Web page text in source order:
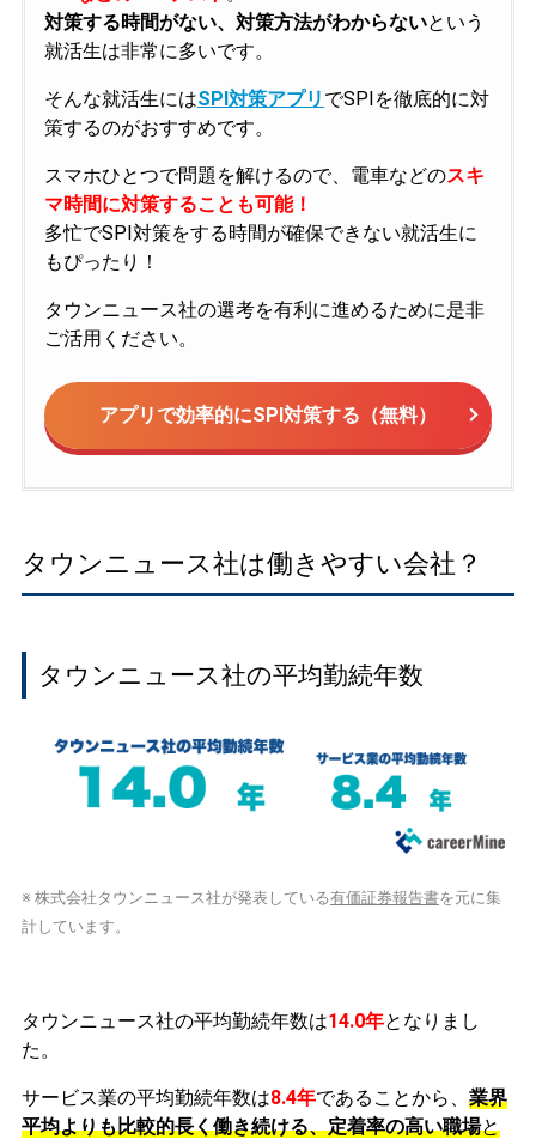
対策する時間がない、対策方法がわからないという
就活生は非常に多いです。
そんな就活生にはSPI対策アプリ でSPIを徹底的に対
策するのがおすすめです。
スマホひとつで問題を解けるので、電車などのスキ
マ時間に対策することも可能！
多忙でSPI対策をする時間が確保できない就活生に
もぴったり！
タウンニュース社の選考を有利に進めるために是非
ご活用ください。
アプリで効率的にSPI対策する（無料）
タウンニュース社は働きやすい会社？
タウンニュース社の平均勤続年数
※ 株式会社タウンニュース社が発表している有価証券報告書を元に集
計しています。
タウンニュース社の平均勤続年数は14.0年となりまし
た。
サービス業の平均勤続年数は8.4年であることから、 業界
平均よりも比較的長く働き続ける、定着率の高い職場と